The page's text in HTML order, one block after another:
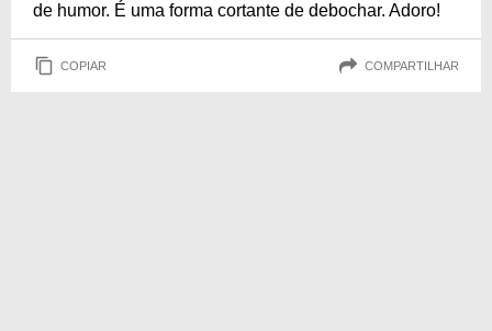
de humor. É uma forma cortante de debochar. Adoro!
COPIAR COMPARTILHAR